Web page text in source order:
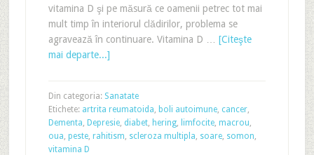
vitamina D şi pe măsură ce oamenii petrec tot mai
mult timp în interiorul clădirilor, problema se
agravează în continuare. Vitamina D … [Citeşte
mai departe...]
Din categoria: Sanatate
Etichete: artrita reumatoida, boli autoimune, cancer,
Dementa, Depresie, diabet, hering, limfocite, macrou,
oua, peste, rahitism, scleroza multipla, soare, somon,
vitamina D